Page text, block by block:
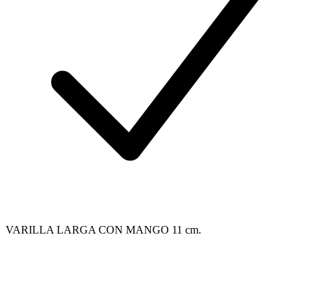
VARILLA LARGA CON MANGO 11 cm.